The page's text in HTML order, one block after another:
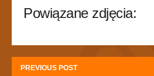
Powiązane zdjęcia:
PREVIOUS POST